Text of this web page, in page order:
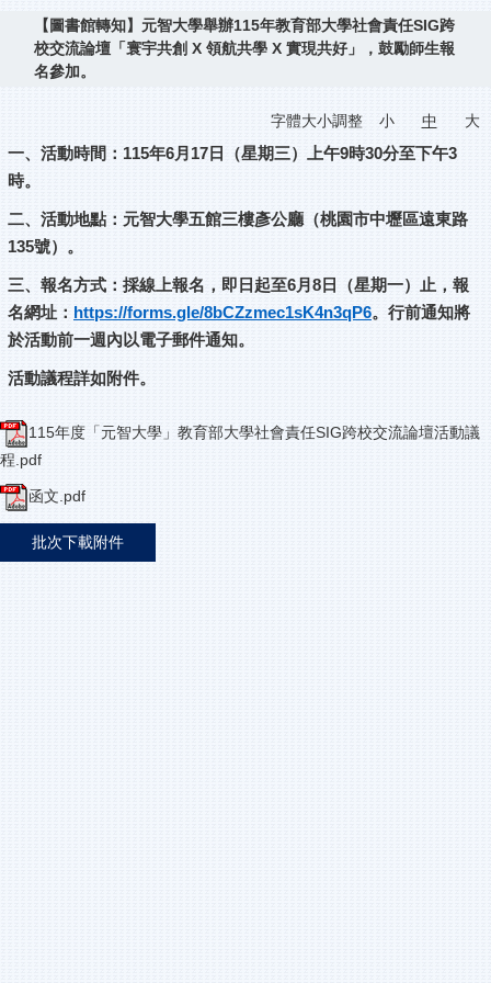
【圖書館轉知】元智大學舉辦115年教育部大學社會責任SIG跨
校交流論壇「寰宇共創 X 領航共學 X 實現共好」，鼓勵師生報
名參加。
字體大小調整 小 中 大
一、活動時間：115年6月17日（星期三）上午9時30分至下午3
時。
二、活動地點：元智大學五館三樓彥公廳（桃園市中壢區遠東路
135號）。
三、報名方式：採線上報名，即日起至6月8日（星期一）止，報
名網址： https://forms.gle/8bCZzmec1sK4n3qP6。行前通知將
於活動前一週內以電子郵件通知。
活動議程詳如附件。
115年度「元智大學」教育部大學社會責任SIG跨校交流論壇活動議
程.pdf
函文.pdf
批次下載附件